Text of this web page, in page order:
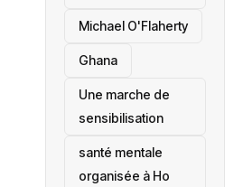
Michael O'Flaherty
‎Ghana
Une marche de
sensibilisation
santé mentale
organisée à Ho